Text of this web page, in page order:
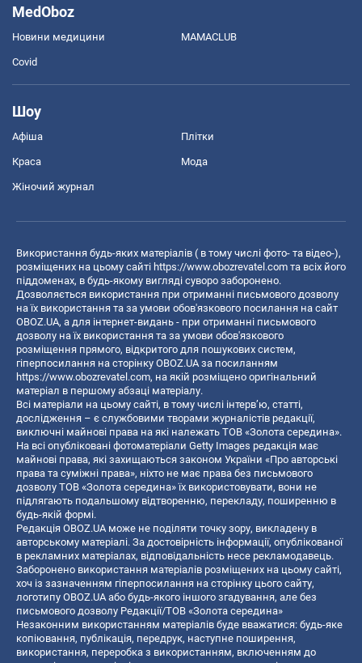
MedOboz
Новини медицини MAMACLUB
Covid
Шоу
Афіша Плітки
Краса Мода
Жіночий журнал
Використання будь-яких матеріалів ( в тому числі фото- та відео-),
розміщених на цьому сайті https://www.obozrevatel.com та всіх його
піддоменах, в будь-якому вигляді суворо заборонено.
Дозволяється використання при отриманні письмового дозволу
на їх використання та за умови обов'язкового посилання на сайт
OBOZ.UA, а для інтернет-видань - при отриманні письмового
дозволу на їх використання та за умови обов'язкового
розміщення прямого, відкритого для пошукових систем,
гіперпосилання на сторінку OBOZ.UA за посиланням
https://www.obozrevatel.com, на якій розміщено оригінальний
матеріал в першому абзаці матеріалу.
Всі матеріали на цьому сайті, в тому числі інтерв’ю, статті,
дослідження – є службовими творами журналістів редакції,
виключні майнові права на які належать ТОВ «Золота середина».
На всі опубліковані фотоматеріали Getty Images редакція має
майнові права, які захищаються законом України «Про авторські
права та суміжні права», ніхто не має права без письмового
дозволу ТОВ «Золота середина» їх використовувати, вони не
підлягають подальшому відтворенню, перекладу, поширенню в
будь-якій формі.
Редакція OBOZ.UA може не поділяти точку зору, викладену в
авторському матеріалі. За достовірність інформації, опублікованої
в рекламних матеріалах, відповідальність несе рекламодавець.
Заборонено використання матеріалів розміщених на цьому сайті,
хоч із зазначенням гіперпосилання на сторінку цього сайту,
логотипу OBOZ.UA або будь-якого іншого згадування, але без
письмового дозволу Редакції/ТОВ «Золота середина»
Незаконним використанням матеріалів буде вважатися: будь-яке
копiювання, публiкацiя, передрук, наступне поширення,
використання, переробка з використанням, включенням до